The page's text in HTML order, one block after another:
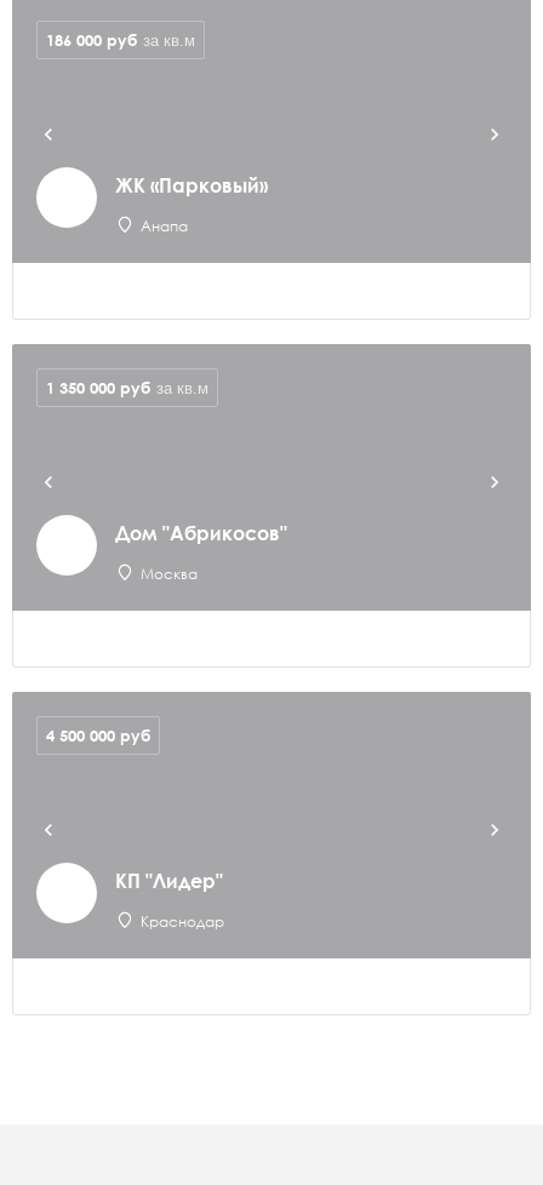
ЖК «Парковый»
Анапа
186 000 руб за кв.м
Дом "Абрикосов"
Москва
1 350 000 руб за кв.м
КП "Лидер"
Краснодар
4 500 000 руб